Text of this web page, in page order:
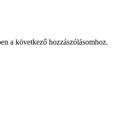
a következő hozzászólásomhoz.